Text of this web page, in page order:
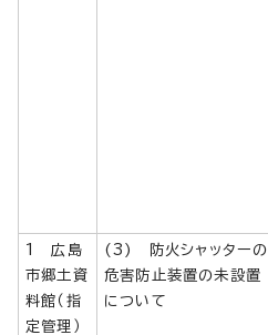
1 広島
市郷土資
料館（指
定管理）
(3) 防火シャッターの
危害防止装置の未設置
について